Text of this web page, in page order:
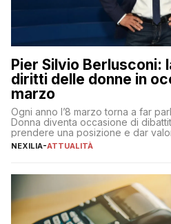
Pier Silvio Berlusconi:
diritti delle donne in
marzo
Ogni anno l’8 marzo torna a far
Donna diventa occasione di
prendere una posizione e dar
sua complessità e crucialità. A
NEXILIA-ATTUALITÀ